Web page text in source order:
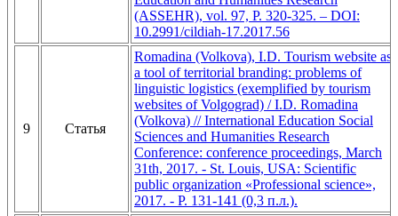
(ASSEHR), vol. 97, P. 320-325. – DOI:
10.2991/cildiah-17.2017.56
9 Статья
Romadina (Volkova), I.D. Tourism website as
a tool of territorial branding: problems of
linguistic logistics (exemplified by tourism
websites of Volgograd) / I.D. Romadina
(Volkova) // International Education Social
Sciences and Humanities Research
Conference: conference proceedings, March
31th, 2017. - St. Louis, USA: Scientific
public organization «Professional science»,
2017. - P. 131-141 (0,3 п.л.).